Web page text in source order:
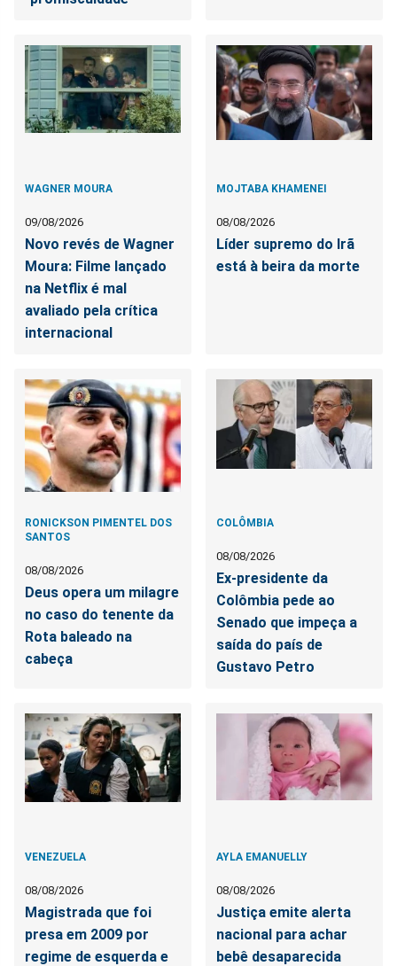
WAGNER MOURA
09/08/2026
Novo revés de Wagner
Moura: Filme lançado
na Netflix é mal
avaliado pela crítica
internacional
MOJTABA KHAMENEI
08/08/2026
Líder supremo do Irã
está à beira da morte
RONICKSON PIMENTEL DOS
SANTOS
08/08/2026
Deus opera um milagre
no caso do tenente da
Rota baleado na
cabeça
COLÔMBIA
08/08/2026
Ex-presidente da
Colômbia pede ao
Senado que impeça a
saída do país de
Gustavo Petro
VENEZUELA
08/08/2026
Magistrada que foi
presa em 2009 por
regime de esquerda e
AYLA EMANUELLY
08/08/2026
Justiça emite alerta
nacional para achar
bebê desaparecida